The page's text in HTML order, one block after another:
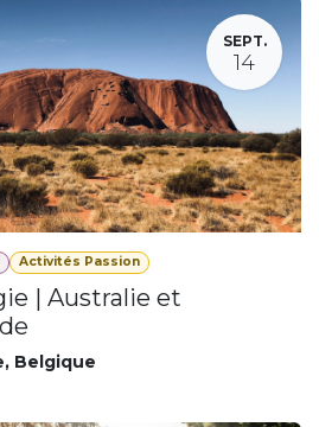
SEPT.
14
Activités Passion
| Australie et
, Belgique